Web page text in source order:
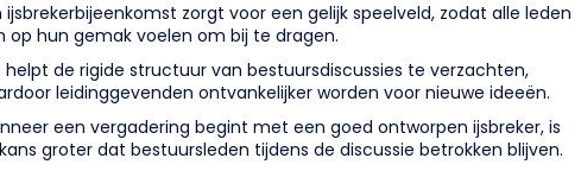
ijsbrekerbijeenkomst zorgt voor een gelijk speelveld, zodat alle leden
op hun gemak voelen om bij te dragen.
helpt de rigide structuur van bestuursdiscussies te verzachten,
leidinggevenden ontvankelijker worden voor nieuwe ideeën.
een vergadering begint met een goed ontworpen ijsbreker, is
groter dat bestuursleden tijdens de discussie betrokken blijven.